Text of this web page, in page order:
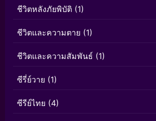
ชีวิตหลังภัยพิบัติ (1)
ชีวิตและความตาย (1)
ชีวิตและความสัมพันธ์ (1)
ซีรี่ย์วาย (1)
ซีรีย์ไทย (4)